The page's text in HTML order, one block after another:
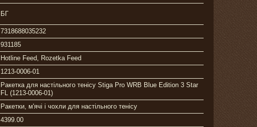
БГ
7318688035232
931185
Hotline Feed, Rozetka Feed
1213-0006-01
Ракетка для настільного тенісу Stiga Pro WRB Blue Edition 3 Star
FL (1213-0006-01)
Ракетки, м'ячі і чохли для настільного тенісу
4399.00